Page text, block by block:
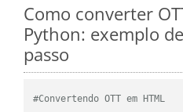
Como converter
Python: exemplo
passo
#Convertendo OTT em HTML